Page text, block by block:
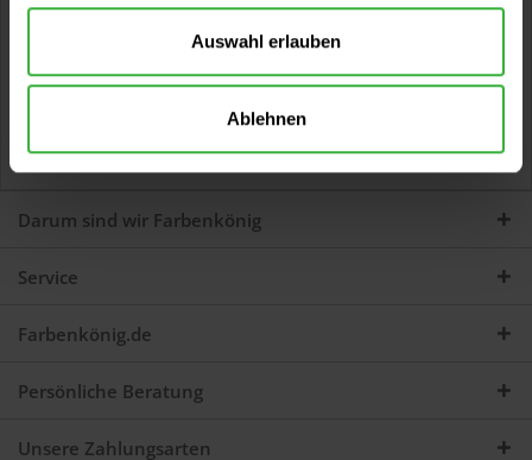
Auswahl erlauben
Ablehnen
Abbeiz-Pinsel, Nylon-Borste - Spezialqualität
Hochwertige, lösemittelbeständige Borste, Edelkunststoff-
Darum sind wir Farbenkönig
Service
Farbenkönig.de
Persönliche Beratung
Unsere Zahlungsarten